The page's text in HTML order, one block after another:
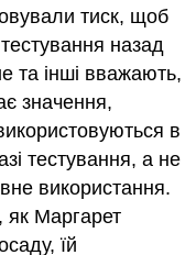
тиск, щоб
назад
та інші вважають,
значення,
в
тестування, а не
використання.
як Маргарет
їй